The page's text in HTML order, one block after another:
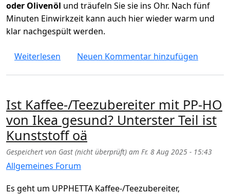
oder Olivenöl und träufeln Sie sie ins Ohr. Nach fünf
Minuten Einwirkzeit kann auch hier wieder warm und
klar nachgespült werden.
Weiterlesen über Ohren selbst reinigen mit Olivenöl
Neuen Kommentar hinzufügen
Ist Kaffee-/Teezubereiter mit PP-HO
von Ikea gesund? Unterster Teil ist
Kunststoff oä
Gespeichert von Gast (nicht überprüft) am Fr. 8 Aug 2025 - 15:43
Allgemeines Forum
Es geht um UPPHETTA Kaffee-/Teezubereiter,